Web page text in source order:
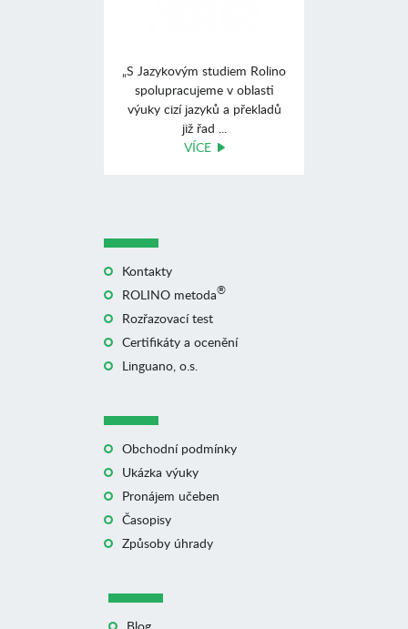
„S Jazykovým studiem Rolino
spolupracujeme v oblasti
výuky cizí jazyků a překladů
již řad ...
VÍCE
Kontakty
ROLINO metoda®
Rozřazovací test
Certifikáty a ocenění
Linguano, o.s.
Obchodní podmínky
Ukázka výuky
Pronájem učeben
Časopisy
Způsoby úhrady